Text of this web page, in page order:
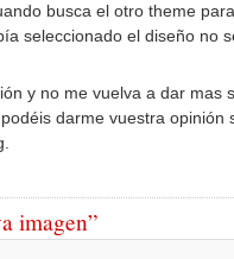
busca el otro theme
seleccionado el diseño no
y no me vuelva a dar mas
darme vuestra opinión
imagen”